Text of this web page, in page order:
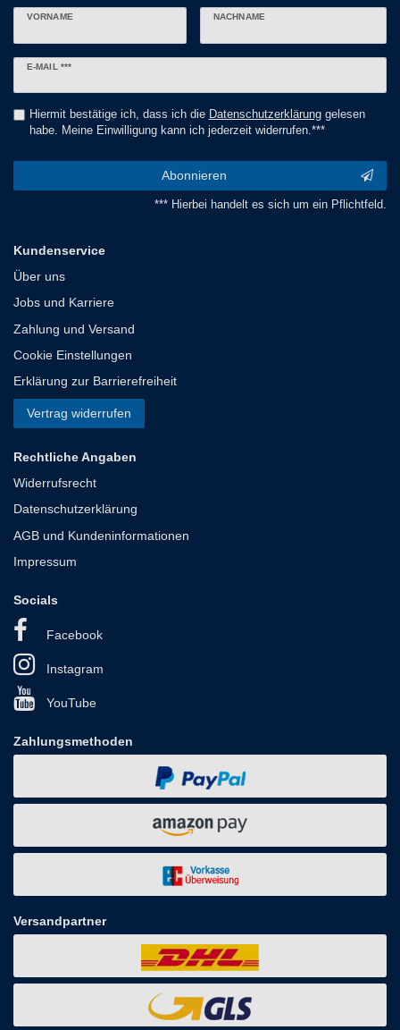
VORNAME NACHNAME
E-MAIL ***
Newsletter
Hiermit bestätige ich, dass ich die Daten­schutz­erklärunggelesen
habe. Meine Einwilligung kann ich jederzeit widerrufen.***
Abonnieren
*** Hierbei handelt es sich um ein Pflichtfeld.
Kundenservice
Über uns
Jobs und Karriere
Zahlung und Versand
Cookie Einstellungen
Erklärung zur Barrierefreiheit
Vertrag widerrufen
Rechtliche Angaben
Widerrufsrecht
Datenschutzerklärung
AGB und Kundeninformationen
Impressum
Socials
Facebook
Instagram
YouTube
Zahlungsmethoden
Versandpartner